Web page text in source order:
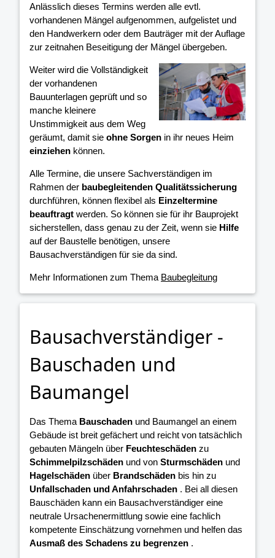
Anlässlich dieses Termins werden alle evtl.
vorhandenen Mängel aufgenommen, aufgelistet und
den Handwerkern oder dem Bauträger mit der Auflage
zur zeitnahen Beseitigung der Mängel übergeben.
Weiter wird die Vollständigkeit
der vorhandenen
Bauunterlagen geprüft und so
manche kleinere
Unstimmigkeit aus dem Weg
geräumt, damit sie ohne Sorgen in ihr neues Heim
einziehen können.
Alle Termine, die unsere Sachverständigen im
Rahmen der baubegleitenden Qualitätssicherung
durchführen, können flexibel als Einzeltermine
beauftragt werden. So können sie für ihr Bauprojekt
sicherstellen, dass genau zu der Zeit, wenn sie Hilfe
auf der Baustelle benötigen, unsere
Bausachverständigen für sie da sind.
Mehr Informationen zum Thema Baubegleitung
Bausachverständiger -
Bauschaden und
Baumangel
Das Thema Bauschaden und Baumangel an einem
Gebäude ist breit gefächert und reicht von tatsächlich
gebauten Mängeln über Feuchteschäden zu
Schimmelpilzschäden und von Sturmschäden und
Hagelschäden über Brandschäden bis hin zu
Unfallschaden und Anfahrschaden . Bei all diesen
Bauschäden kann ein Bausachverständiger eine
neutrale Ursachenermittlung sowie eine fachlich
kompetente Einschätzung vornehmen und helfen das
Ausmaß des Schadens zu begrenzen .